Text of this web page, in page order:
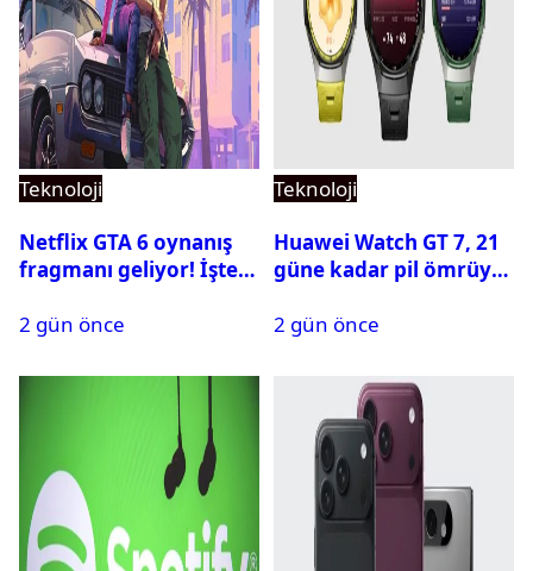
Teknoloji
Netflix GTA 6 oynanış
fragmanı geliyor! İşte
2 gün önce
Teknoloji
Huawei Watch GT 7, 21
güne kadar pil ömrüyle
2 gün önce